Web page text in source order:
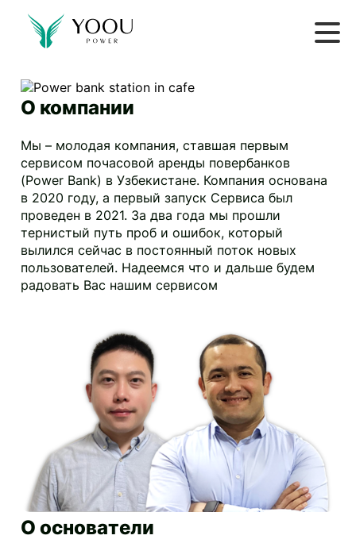
О компании
Мы – молодая компания, ставшая первым
сервисом почасовой аренды повербанков
(Power Bank) в Узбекистане. Компания основана
в 2020 году, а первый запуск Сервиса был
проведен в 2021. За два года мы прошли
тернистый путь проб и ошибок, который
вылился сейчас в постоянный поток новых
пользователей. Надеемся что и дальше будем
радовать Вас нашим сервисом
О основатели